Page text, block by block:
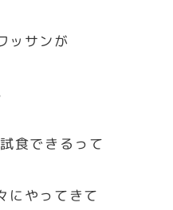
ッサンが
食できるって
にやってきて